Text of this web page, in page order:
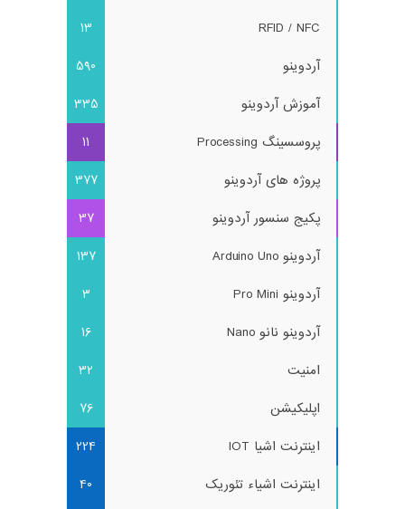
RFID / NFC
13
آردوینو
590
آموزش آردوینو
335
پروسسینگ Processing
11
پروژه های آردوینو
377
پکیج سنسور آردوینو
37
آردوینو Arduino Uno
137
آردوینو Pro Mini
3
آردوینو نانو Nano
16
امنیت
32
اپلیکیشن
76
اینترنت اشیا IOT
224
اینترنت اشیاء تئوریک
40